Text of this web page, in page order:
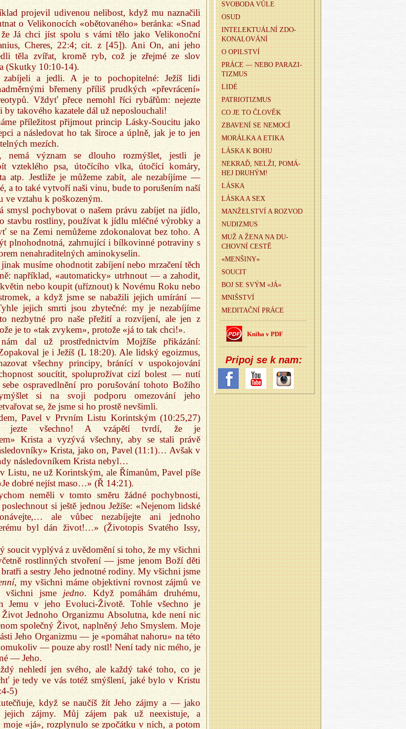
projevil udivenou nelibost, když mu naznačili
o Velikonocích «obětovaného» beránka: «Snad
Já chci jíst spolu s vámi tělo jako Velikonoční
Cheres, 22:4; cit. z [45]). Ani On, ani jeho
těla zvířat, kromě ryb, což je zřejmé ze slov
(Skutky 10:10-14).
a jedli. A je to pochopitelné: Ježíš lidi
břemeny příliš prudkých «převrácení»
Vždyť přece nemohl říci rybářům: nejezte
takového kazatele dál už neposlouchali!
příležitost přijmout princip Lásky-Soucitu jako
a následovat ho tak široce a úplně, jak je to jen
mezích.
nemá význam se dlouho rozmýšlet, jestli je
vzteklého psa, útočícího vlka, útočící komáry,
atp. Jestliže je můžeme zabít, ale nezabíjíme —
a to také vytvoří naši vinu, bude to porušením naší
ve vztahu k poškozeným.
smysl pochybovat o našem právu zabíjet na jídlo,
stavbu rostliny, používat k jídlu mléčné výrobky a
se na Zemi nemůžeme zdokonalovat bez toho. A
plnohodnotná, zahrnující i bílkovinné potraviny s
nenahraditelných aminokyselin.
musíme ohodnotit zabíjení nebo mrzačení těch
například, «automaticky» utrhnout — a zahodit,
nebo koupit (uříznout) k Novému Roku nebo
a když jsme se nabažili jejich umírání —
jejich smrti jsou zbytečné: my je nezabíjíme
nezbytné pro naše přežití a rozvíjení, ale jen z
je to «tak zvykem», protože «já to tak chci!».
dal už prostřednictvím Mojžíše přikázání:
je i Ježíš (L 18:20). Ale lidský egoizmus,
všechny principy, bránící v uspokojování
soucítit, spoluprožívat cizí bolest — nutí
ospravedlnění pro porušování tohoto Božího
si na svoji podporu omezování jeho
se, že jsme si ho prostě nevšimli.
Pavel v Prvním Listu Korintským (10:25,27)
jezte všechno! A vzápětí tvrdí, že je
Krista a vyzývá všechny, aby se stali právě
Krista, jako on, Pavel (11:1)… Avšak v
následovníkem Krista nebyl…
Listu, ne už Korintským, ale Římanům, Pavel píše
dobré nejíst maso…» (Ř 14:21).
neměli v tomto směru žádné pochybnosti,
si ještě jednou Ježíše: «Nejenom lidské
ale vůbec nezabíjejte ani jednoho
byl dán život!…» (Životopis Svatého Issy,
soucit vyplývá z uvědomění si toho, že my všichni
rostlinných stvoření — jsme jenom Boží děti
a sestry Jeho jednotné rodiny. My všichni jsme
my všichni máme objektivní rovnost zájmů ve
všichni jsmejedno. Když pomáhám druhému,
Jemu v jeho Evoluci-Životě. Tohle všechno je
Jednoho Organizmu Absolutna, kde není nic
společný Život, naplněný Jeho Smyslem. Moje
Jeho Organizmu — je «pomáhat nahoru» na této
— pouze aby rostl! Není tady nic mého, je
— Jeho.
nehledí jen svého, ale každý také toho, co je
je tedy ve vás totéž smýšlení, jaké bylo v Kristu
5)
když se naučíš žít Jeho zájmy a — jako
zájmy. Můj zájem pak už neexistuje, a
moje «já», rozplynulo se zpočátku v nich, a potom
SVO­BO­DA VŮLE
OSUD
IN­TE­LEK­TU­ÁL­NÍ ZDO­
KO­NA­LO­VÁ­NÍ
O OPIL­STVÍ
PRÁCE — NEBO PA­RA­ZI­
TI­ZMUS
LIDÉ
PA­TRI­O­TI­ZMUS
CO JE TO ČLO­VĚK
ZBA­VE­NÍ SE NE­MO­CÍ
MO­RÁL­KA A ETIKA
LÁSKA K BOHU
NE­KRAĎ, NELŽI, PO­MÁ­
HEJ DRU­HÝM!
LÁSKA
LÁSKA A SEX
MAN­ŽEL­STVÍ A ROZ­VOD
NU­DI­ZMUS
MUŽ A ŽENA NA DU­
CHOV­NÍ CESTĚ
«MEN­ŠI­NY»
SOU­CIT
BOJ SE SVÝM «JÁ»
MNIŠ­STVÍ
ME­DI­TAČ­NÍ PRÁCE
Kniha v PDF
Pri­poj se k nam: